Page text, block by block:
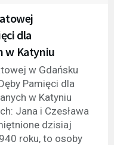
dla
w Katyniu
w Gdańsku
Pamięci dla
w Katyniu
Jana i Czesława
dzisiaj
roku, to osoby